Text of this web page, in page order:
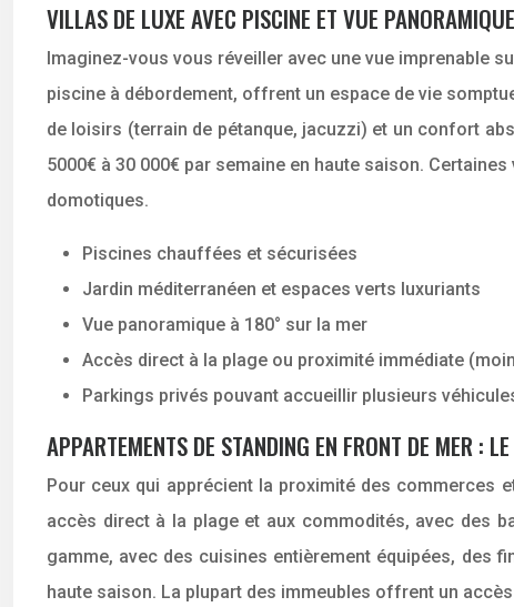
VILLAS DE LUXE AVEC PISCINE ET VUE
Imaginez-vous vous réveiller avec une vue imprenable
piscine à débordement, offrent un espace de vie
de loisirs (terrain de pétanque, jacuzzi) et un confort
5000€ à 30 000€ par semaine en haute saison.
domotiques.
Piscines chauffées et sécurisées
Jardin méditerranéen et espaces verts luxuriants
Vue panoramique à 180° sur la mer
Accès direct à la plage ou proximité immédiate
Parkings privés pouvant accueillir plusieurs
APPARTEMENTS DE STANDING EN FRONT DE MER :
Pour ceux qui apprécient la proximité des commerces
accès direct à la plage et aux commodités, avec des
gamme, avec des cuisines entièrement équipées, des
haute saison. La plupart des immeubles offrent un